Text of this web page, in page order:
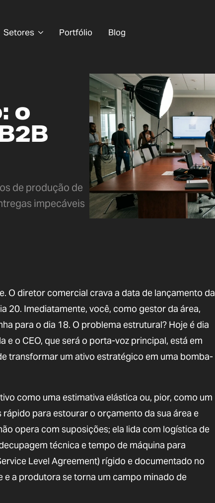
Setores Portfólio Blog
o
de produção de
impecáveis
O diretor comercial crava a data de lançamento da
20. Imediatamente, você, como gestor da área,
para o dia 18. O problema estrutural? Hoje é dia
e o CEO, que será o porta-voz principal, está em
transformar um ativo estratégico em uma bomba-
como uma estimativa elástica ou, pior, como um
para estourar o orçamento da sua área e
opera com suposições; ela lida com logística de
técnica e tempo de máquina para
Level Agreement) rígido e documentado no
a produtora se torna um campo minado de